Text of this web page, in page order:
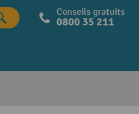
Conseils gratuits
0800 35 211